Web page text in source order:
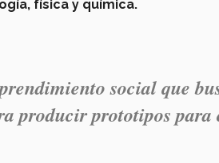
física y química.
social que
producir prototipos